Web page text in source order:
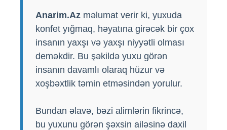
Anarim.Az məlumat verir ki, yuxuda
konfet yığmaq, həyatına girəcək bir çox
insanın yaxşı və yaxşı niyyətli olması
deməkdir. Bu şəkildə yuxu görən
insanın davamlı olaraq hüzur və
xoşbəxtlik təmin etməsindən yorulur.
Bundan əlavə, bəzi alimlərin fikrincə,
bu yuxunu görən şəxsin ailəsinə daxil